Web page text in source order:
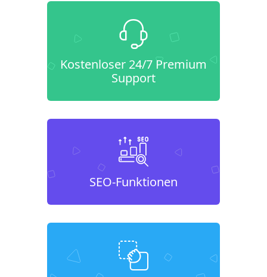
Kostenloser 24/7 Premium
Support
SEO-Funktionen